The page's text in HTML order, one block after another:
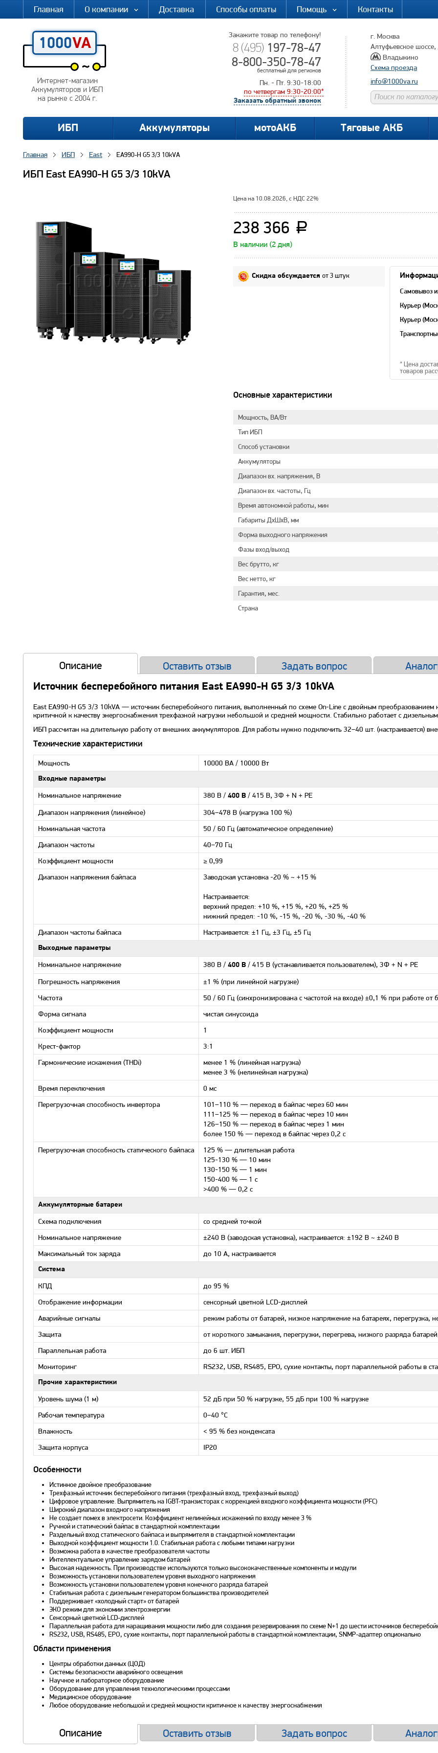
Главная О компании Доставка Способы оплаты Помощь Контакты
Интернет-магазин
Аккумуляторов и ИБП
на рынке с 2004 г.
Закажите товар по телефону!
8 (495) 197-78-47
8-800-350-78-47
бесплатный для регионов
Пн. - Пт. 9:30-18:00
по четвергам 9:30-20:00*
Заказать обратный звонок
г. Москва
Алтуфьевское
Владыкино
Схема проезда
info@1000va.ru
ИБП Аккумуляторы мотоАКБ Тяговые АКБ
Главная ИБП East EA990-H G5 3/3 10kVA
ИБП East EA990-H G5 3/3 10kVA
Цена на 10.08.2026, с НДС 22%
238 366 a
В наличии (2 дня)
Скидка обсуждается от 3 штук
Самовывоз
Курьер
Курьер
* Цена
товаров
Основные характеристики
Мощность, ВА/Вт
Тип ИБП
Способ установки
Аккумуляторы
Диапазон вх. напряжения, В
Диапазон вх. частоты, Гц
Время автономной работы, мин
Габариты ДхШхВ, мм
Форма выходного напряжения
Фазы вход/выход
Вес брутто, кг
Вес нетто, кг
Гарантия, мес.
Страна
Описание Оставить отзыв Задать вопрос
Источник бесперебойного питания East EA990-H G5 3/3 10kVA
East EA990-H G5 3/3 10kVA — источник бесперебойного питания, выполненный по схеме On-Line с двойным
критичной к качеству энергоснабжения трехфазной нагрузки небольшой и средней мощности. Стабильно работает с
ИБП рассчитан на длительную работу от внешних аккумуляторов. Для работы нужно подключить 32–40 шт. (настраивается)
Технические характеристики
Мощность 10000 ВА / 10000 Вт
Входные параметры
Номинальное напряжение 380 В / 400 В / 415 В, 3Ф + N + PE
Диапазон напряжения (линейное)
304–478 В (нагрузка 100 %)
Номинальная частота
50 / 60 Гц (автоматическое определение)
Диапазон частоты
40–70 Гц
Коэффициент мощности
≥ 0,99
Диапазон напряжения байпаса
Заводская установка -20 % ~ +15 %
Настраивается:
верхний предел: +10 %, +15 %, +20 %, +25 %
нижний предел: -10 %, -15 %, -20 %, -30 %, -40 %
Диапазон частоты байпаса
Настраивается: ±1 Гц, ±3 Гц, ±5 Гц
Выходные параметры
Номинальное напряжение 380 В / 400 В / 415 В (устанавливается пользователем), 3Ф + N + PE
Погрешность напряжения
±1 % (при линейной нагрузке)
Частота
50 / 60 Гц (синхронизирована с частотой на входе) ±0,1 % при работе от
Форма сигнала
чистая синусоида
Коэффициент мощности
1
Крест-фактор
3:1
Гармонические искажения (THDi)
менее 1 % (линейная нагрузка)
менее 3 % (нелинейная нагрузка)
Время переключения
0 мс
Перегрузочная способность инвертора
101–110 % — переход в байпас через 60 мин
111–125 % — переход в байпас через 10 мин
126–150 % — переход в байпас через 1 мин
более 150 % — переход в байпас через 0,2 с
Перегрузочная способность статического байпаса
125 % — длительная работа
125-130 % — 10 мин
130-150 % — 1 мин
150-400 % — 1 с
>400 % — 0,2 с
Аккумуляторные батареи
Схема подключения
со средней точкой
Номинальное напряжение
±240 В (заводская установка), настраивается: ±192 В ~ ±240 В
Максимальный ток заряда
до 10 А, настраивается
Система
КПД
до 95 %
Отображение информации
сенсорный цветной LCD-дисплей
Аварийные сигналы
режим работы от батарей, низкое напряжение на батареях, перегрузка,
Защита
от короткого замыкания, перегрузки, перегрева, низкого разряда
Параллельная работа
до 6 шт. ИБП
Мониторинг
RS232, USB, RS485, EPO, сухие контакты, порт параллельной работы в
Прочие характеристики
Уровень шума (1 м)
52 дБ при 50 % нагрузке, 55 дБ при 100 % нагрузке
Рабочая температура
0–40 °С
Влажность
< 95 % без конденсата
Защита корпуса
IP20
Особенности
Истинное двойное преобразование
Трехфазный источник бесперебойного питания (трехфазный вход, трехфазный выход)
Цифровое управление. Выпрямитель на IGBT-транзисторах с коррекцией входного коэффициента мощности (PFC)
Широкий диапазон входного напряжения
Не создает помех в электросети. Коэффициент нелинейных искажений по входу менее 3 %
Ручной и статический байпас в стандартной комплектации
Раздельный вход статического байпаса и выпрямителя в стандартной комплектации
Выходной коэффициент мощности 1.0. Стабильная работа с любыми типами нагрузки
Возможна работа в качестве преобразователя частоты
Интеллектуальное управление зарядом батарей
Высокая надежность. При производстве используются только высококачественные компоненты и модули
Возможность установки пользователем уровня выходного напряжения
Возможность установки пользователем уровня конечного разряда батарей
Стабильная работа с дизельным генератором большинства производителей
Поддерживает «холодный старт» от батарей
ЭКО режим для экономии электроэнергии
Сенсорный цветной LCD-дисплей
Параллельная работа для наращивания мощности либо для создания резервирования по схеме N+1 до шести источников
RS232, USB, RS485, EPO, сухие контакты, порт параллельной работы в стандартной комплектации, SNMP-адаптер опционально
Области применения
Центры обработки данных (ЦОД)
Системы безопасности аварийного освещения
Научное и лабораторное оборудование
Оборудование для управления технологическими процессами
Медицинское оборудование
Любое оборудование небольшой и средней мощности критичное к качеству энергоснабжения
Описание Оставить отзыв Задать вопрос